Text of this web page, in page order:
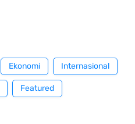
Ekonomi Internasional
Featured